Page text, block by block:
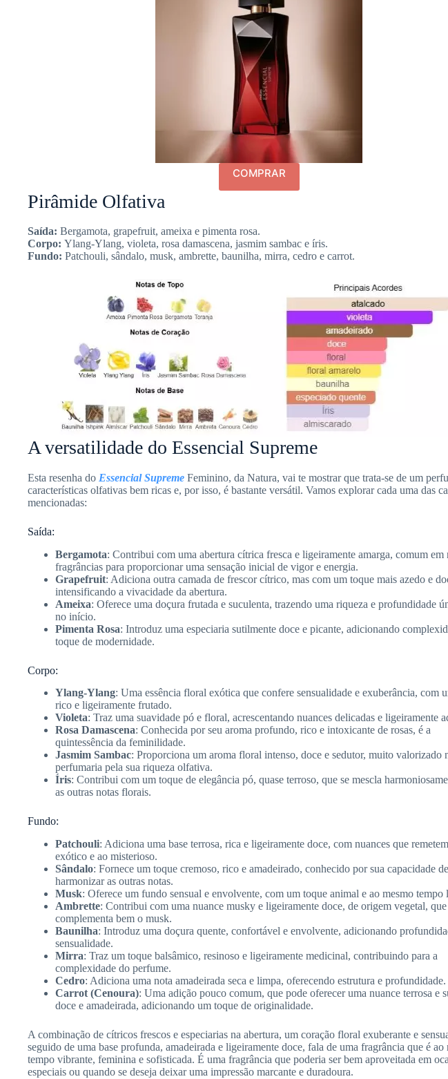
COMPRAR
Pirâmide Olfativa
Saída: Bergamota, grapefruit, ameixa e pimenta rosa.
Corpo: Ylang-Ylang, violeta, rosa damascena, jasmim sambac e íris.
Fundo: Patchouli, sândalo, musk, ambrette, baunilha, mirra, cedro e carrot.
A versatilidade do Essencial Supreme
Esta resenha do Essencial Supreme Feminino, da Natura, vai te mostrar que trata-se de um
características olfativas bem ricas e, por isso, é bastante versátil. Vamos explorar cada uma das
mencionadas:
Saída:
Bergamota: Contribui com uma abertura cítrica fresca e ligeiramente amarga, comum em
fragrâncias para proporcionar uma sensação inicial de vigor e energia.
Grapefruit: Adiciona outra camada de frescor cítrico, mas com um toque mais azedo e
intensificando a vivacidade da abertura.
Ameixa: Oferece uma doçura frutada e suculenta, trazendo uma riqueza e profundidade
no início.
Pimenta Rosa: Introduz uma especiaria sutilmente doce e picante, adicionando
toque de modernidade.
Corpo:
Ylang-Ylang: Uma essência floral exótica que confere sensualidade e exuberância, com
rico e ligeiramente frutado.
Violeta: Traz uma suavidade pó e floral, acrescentando nuances delicadas e ligeiramente
Rosa Damascena: Conhecida por seu aroma profundo, rico e intoxicante de rosas, é a
quintessência da feminilidade.
Jasmim Sambac: Proporciona um aroma floral intenso, doce e sedutor, muito valorizado
perfumaria pela sua riqueza olfativa.
Íris: Contribui com um toque de elegância pó, quase terroso, que se mescla
as outras notas florais.
Fundo:
Patchouli: Adiciona uma base terrosa, rica e ligeiramente doce, com nuances que
exótico e ao misterioso.
Sândalo: Fornece um toque cremoso, rico e amadeirado, conhecido por sua capacidade
harmonizar as outras notas.
Musk: Oferece um fundo sensual e envolvente, com um toque animal e ao mesmo tempo
Ambrette: Contribui com uma nuance musky e ligeiramente doce, de origem vegetal, que
complementa bem o musk.
Baunilha: Introduz uma doçura quente, confortável e envolvente, adicionando
sensualidade.
Mirra: Traz um toque balsâmico, resinoso e ligeiramente medicinal, contribuindo para a
complexidade do perfume.
Cedro: Adiciona uma nota amadeirada seca e limpa, oferecendo estrutura e profundidade.
Carrot (Cenoura): Uma adição pouco comum, que pode oferecer uma nuance terrosa e
doce e amadeirada, adicionando um toque de originalidade.
A combinação de cítricos frescos e especiarias na abertura, um coração floral exuberante e
seguido de uma base profunda, amadeirada e ligeiramente doce, fala de uma fragrância que é ao
tempo vibrante, feminina e sofisticada. É uma fragrância que poderia ser bem aproveitada em
especiais ou quando se deseja deixar uma impressão marcante e duradoura.